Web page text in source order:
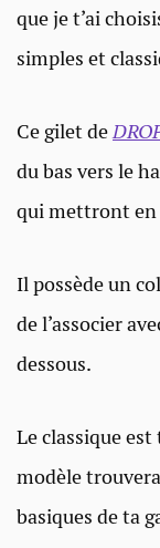
que je t’ai
simples et
Ce gilet de
du bas vers le
qui mettront en
Il possède un
de l’associer
dessous.
Le classique
modèle
basiques de ta